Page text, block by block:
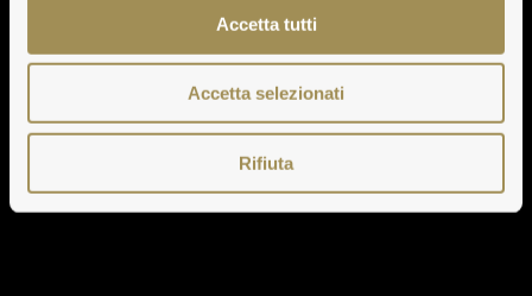
Accetta tutti
Accetta selezionati
Rifiuta